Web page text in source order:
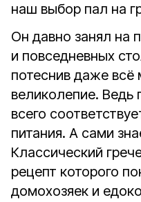
наш выбор пал на
Он давно занял на
и повседневных
потеснив даже всё
великолепие. Ведь
всего
питания. А сами
Классический
рецепт которого
домохозяек и